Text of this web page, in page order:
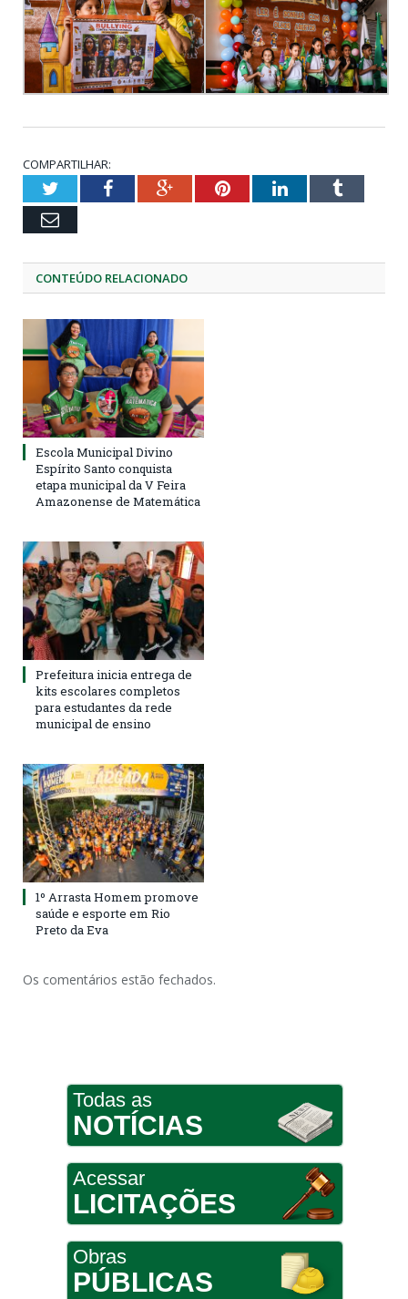
COMPARTILHAR:
TwitterFacebookGoogle+PinterestLinkedInTumblr
Email
CONTEÚDO RELACIONADO
Escola Municipal Divino
Espírito Santo conquista
etapa municipal da V Feira
Amazonense de Matemática
Prefeitura inicia entrega de
kits escolares completos
para estudantes da rede
municipal de ensino
1º Arrasta Homem promove
saúde e esporte em Rio
Preto da Eva
Os comentários estão fechados.
Todas as
NOTÍCIAS
Acessar
LICITAÇÕES
Obras
PÚBLICAS